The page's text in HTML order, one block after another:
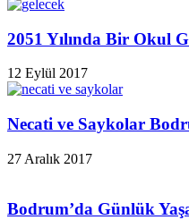
2051 Yılında Bir Okul
12 Eylül 2017
Necati ve Saykolar
27 Aralık 2017
Bodrum’da Günlük